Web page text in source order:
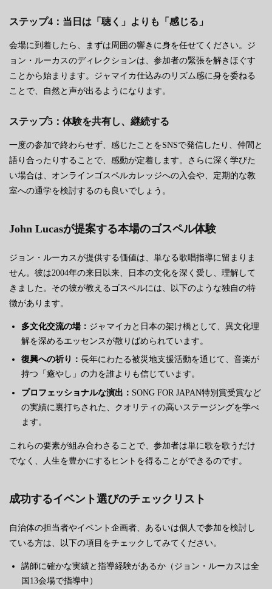
ステップ4：当日は「聴く」よりも「感じる」
会場に到着したら、まずは周囲の響きに身を任せてください。ジ
ョン・ルーカスのディレクションは、参加者の緊張を解きほぐす
ことから始まります。ジャマイカ仕込みのリズム感に身を委ねる
ことで、自然と声が出るようになります。
ステップ5：体験を共有し、継続する
一度の参加で終わらせず、感じたことをSNSで発信したり、仲間と
語り合ったりすることで、感動が定着します。さらに深く学びた
い場合は、オンラインゴスペルカレッジへの入会や、定期的な教
室への通学を検討するのも良いでしょう。
John Lucasが提案する本場のゴスペル体験
ジョン・ルーカスが提供する価値は、単なる歌唱指導に留まりま
せん。彼は2004年の来日以来、日本の文化を深く愛し、理解して
きました。その彼が教えるゴスペルには、以下のような独自の特
徴があります。
多文化交流の場： ジャマイカと日本の架け橋として、異文化理
解を深めるエッセンスが散りばめられています。
復興への祈り： 長年にわたる被災地支援活動を通じて、音楽が
持つ「癒やし」の力を誰よりも信じています。
プロフェッショナルな演出： SONG FOR JAPAN特別賞受賞など
の実績に裏打ちされた、クオリティの高いステージングを学べ
ます。
これらの要素が組み合わさることで、参加者は単に歌を歌うだけ
でなく、人生を豊かにするヒントを得ることができるのです。
成功するイベント選びのチェックリスト
自治体の担当者やイベント企画者、あるいは個人で参加を検討し
ている方は、以下の項目をチェックしてみてください。
講師に確かな実績と指導経験があるか（ジョン・ルーカスは全
国13会場で指導中）